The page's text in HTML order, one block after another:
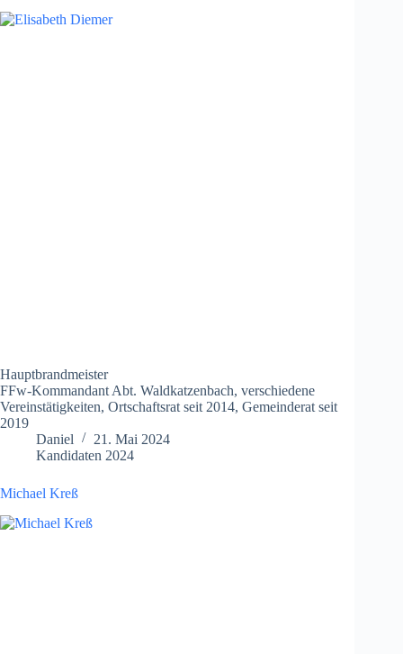
Hauptbrandmeister
FFw-Kommandant Abt. Waldkatzenbach, verschiedene
Vereinstätigkeiten, Ortschaftsrat seit 2014, Gemeinderat seit
2019
Daniel
21. Mai 2024
Kandidaten 2024
Michael Kreß